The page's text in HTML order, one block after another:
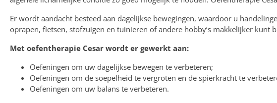
Er wordt aandacht besteed aan dagelijkse bewegingen, waardoor u
oprapen, fietsen, stofzuigen en tuinieren of andere hobby’s makkelijker kunt
Met oefentherapie Cesar wordt er gewerkt aan:
Oefeningen om uw dagelijkse bewegen te verbeteren;
Oefeningen om de soepelheid te vergroten en de spierkracht te
Oefeningen om uw balans te verbeteren.